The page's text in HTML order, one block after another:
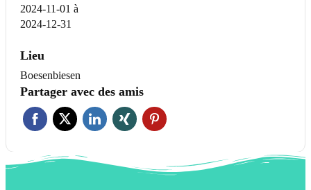
2024-11-01 à
2024-12-31
Lieu
Boesenbiesen
Partager avec des amis